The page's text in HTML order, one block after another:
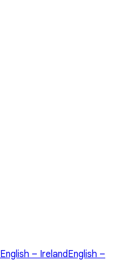
English – IrelandEnglish –